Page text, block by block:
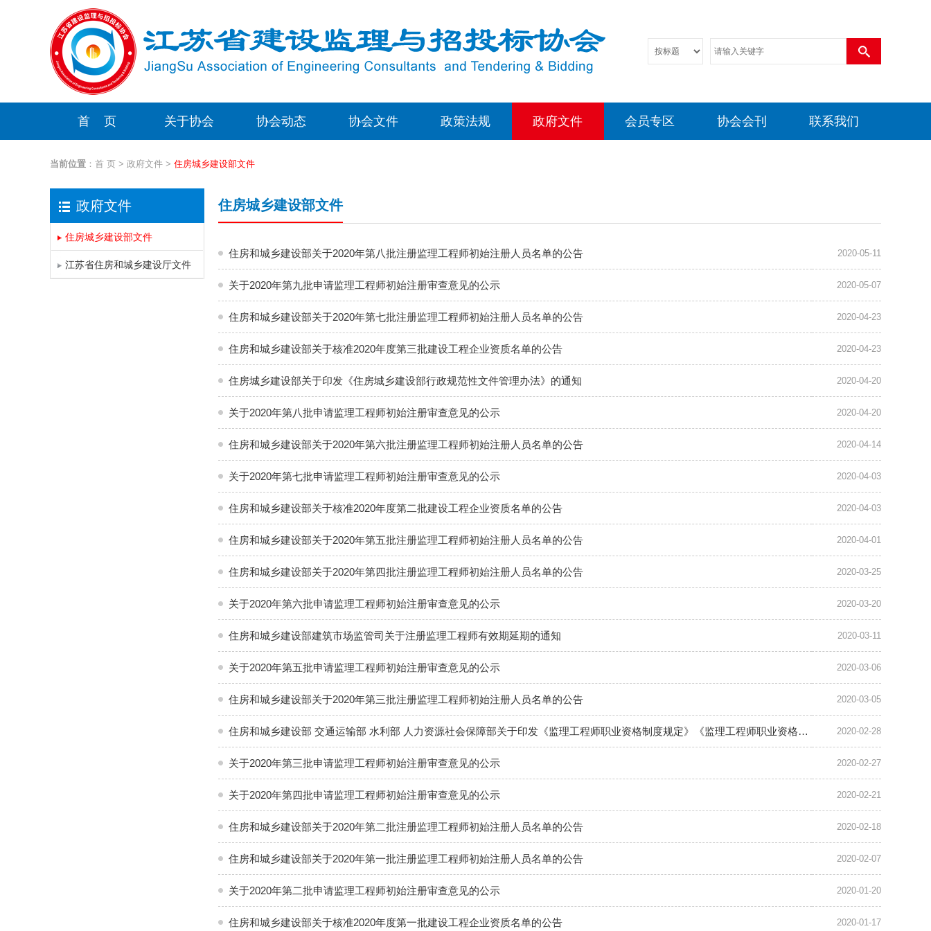
首 页 关于协会 协会动态 协会文件 政策法规 政府文件 会员专区 协会会刊 联系我们
当前位置 ： 首 页 > 政府文件 > 住房城乡建设部文件
政府文件
住房城乡建设部文件
江苏省住房和城乡建设厅文件
住房城乡建设部文件
住房和城乡建设部关于2020年第八批注册监理工程师初始注册人员名单的公告 2020-05-11
关于2020年第九批申请监理工程师初始注册审查意见的公示 2020-05-07
住房和城乡建设部关于2020年第七批注册监理工程师初始注册人员名单的公告 2020-04-23
住房和城乡建设部关于核准2020年度第三批建设工程企业资质名单的公告 2020-04-23
住房城乡建设部关于印发《住房城乡建设部行政规范性文件管理办法》的通知 2020-04-20
关于2020年第八批申请监理工程师初始注册审查意见的公示 2020-04-20
住房和城乡建设部关于2020年第六批注册监理工程师初始注册人员名单的公告 2020-04-14
关于2020年第七批申请监理工程师初始注册审查意见的公示 2020-04-03
住房和城乡建设部关于核准2020年度第二批建设工程企业资质名单的公告 2020-04-03
住房和城乡建设部关于2020年第五批注册监理工程师初始注册人员名单的公告 2020-04-01
住房和城乡建设部关于2020年第四批注册监理工程师初始注册人员名单的公告 2020-03-25
关于2020年第六批申请监理工程师初始注册审查意见的公示 2020-03-20
住房和城乡建设部建筑市场监管司关于注册监理工程师有效期延期的通知 2020-03-11
关于2020年第五批申请监理工程师初始注册审查意见的公示 2020-03-06
住房和城乡建设部关于2020年第三批注册监理工程师初始注册人员名单的公告 2020-03-05
住房和城乡建设部 交通运输部 水利部 人力资源社会保障部关于印发《监理工程师职业资格制度规定》《监理工程师职业资格考试实施办法》的通知 2020-02-28
关于2020年第三批申请监理工程师初始注册审查意见的公示 2020-02-27
关于2020年第四批申请监理工程师初始注册审查意见的公示 2020-02-21
住房和城乡建设部关于2020年第二批注册监理工程师初始注册人员名单的公告 2020-02-18
住房和城乡建设部关于2020年第一批注册监理工程师初始注册人员名单的公告 2020-02-07
关于2020年第二批申请监理工程师初始注册审查意见的公示 2020-01-20
住房和城乡建设部关于核准2020年度第一批建设工程企业资质名单的公告 2020-01-17